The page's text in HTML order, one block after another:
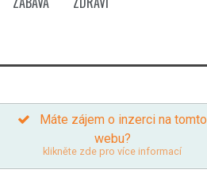
Máte zájem o inzerci na tomto
webu?
klikněte zde pro více informací